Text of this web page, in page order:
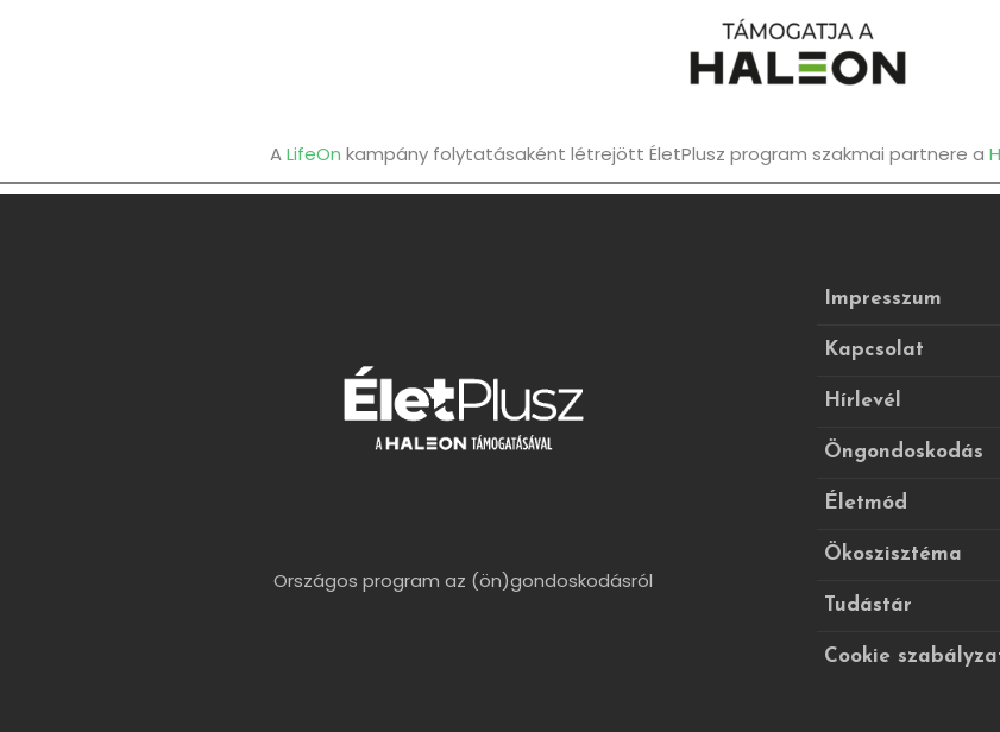
ALifeOn kampány folytatásaként létrejött ÉletPlusz program szakmai partnere a
Országos program az (ön)gondoskodásról
Impresszum
Kapcsolat
Hírlevél
Öngondoskodás
Életmód
Ökoszisztéma
Tudástár
Cookie